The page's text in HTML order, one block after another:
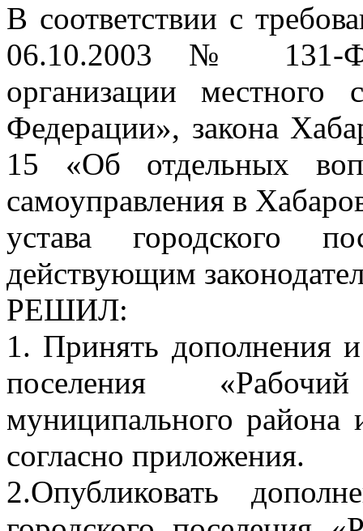
В соответствии с
06.10.2003 № 131-
организации местного
Федерации», закона
15 «Об отдельных
самоуправления в
устава городского
действующим
РЕШИЛ:
1. Принять дополнения
поселения
муниципального района
согласно приложения.
2.Опубликовать